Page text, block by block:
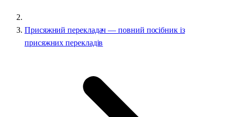
Присяжний перекладач — повний посібник із
присяжних перекладів